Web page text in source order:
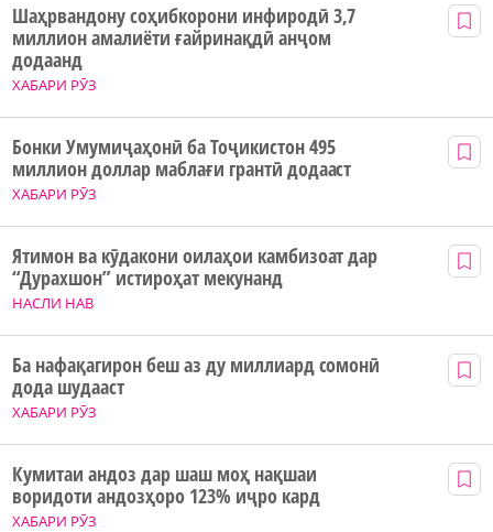
ХАБАРИ РӮЗ
Шаҳрвандону соҳибкорони инфиродӣ 3,7
миллион амалиёти ғайринақдӣ анҷом
додаанд
ХАБАРИ РӮЗ
Бонки Умумиҷаҳонӣ ба Тоҷикистон 495
миллион доллар маблағи грантӣ додааст
НАСЛИ НАВ
Ятимон ва кӯдакони оилаҳои камбизоат дар
“Дурахшон” истироҳат мекунанд
ХАБАРИ РӮЗ
Ба нафақагирон беш аз ду миллиард сомонӣ
дода шудааст
ХАБАРИ РӮЗ
Кумитаи андоз дар шаш моҳ нақшаи
воридоти андозҳоро 123% иҷро кард